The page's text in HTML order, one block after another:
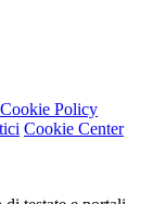
Policy
Cookie Center